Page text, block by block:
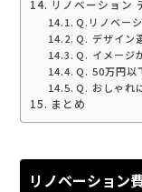
リノベーション
Q.リノベー
Q. デザイン
Q. イメージ
Q. 50万円以
Q. おしゃれ
まとめ
リノベーション